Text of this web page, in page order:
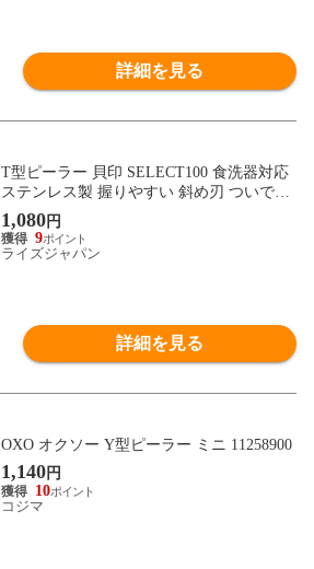
詳細を見る
T型ピーラー 貝印 SELECT100 食洗器対応
ステンレス製 握りやすい 斜め刃 ついで買
い特集 ( 皮むき シンプル 料理 キッチン 調
理道具 新生活 ) 当店イチオシ /60N◇ 貝印
T型ピーラー
1,080円
9
ライズジャパン
詳細を見る
OXO オクソー Y型ピーラー ミニ 11258900
1,140円
10
コジマ